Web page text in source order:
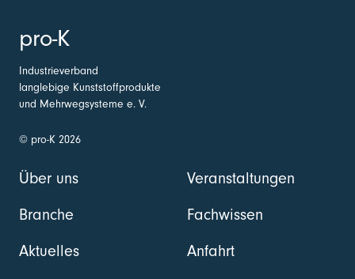
pro-K
Industrieverband
langlebige Kunststoffprodukte
und Mehrwegsysteme e. V.
© pro-K 2026
Über uns
Branche
Aktuelles
Veranstaltungen
Fachwissen
Anfahrt